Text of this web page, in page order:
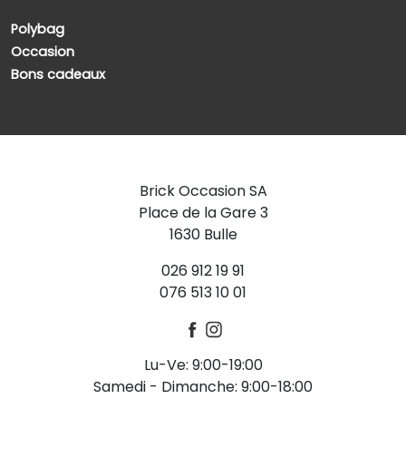
Polybag
Occasion
Bons cadeaux
Brick Occasion SA
Place de la Gare 3
1630 Bulle
026 912 19 91
076 513 10 01
Lu-Ve: 9:00-19:00
Samedi - Dimanche: 9:00-18:00